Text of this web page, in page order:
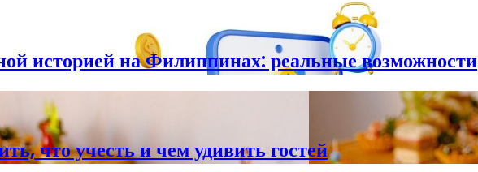
историей на Филиппинах: реальные возможности
что учесть и чем удивить гостей